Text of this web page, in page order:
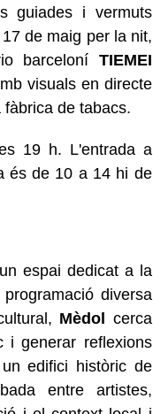
guiades i vermuts
de maig per la nit,
barceloní TIEMEI
visuals en directe
de tabacs.
19 h. L'entrada a
és de 10 a 14 hi de
espai dedicat a la
diversa
Mèdol cerca
i generar reflexions
un edifici històric de
entre artistes,